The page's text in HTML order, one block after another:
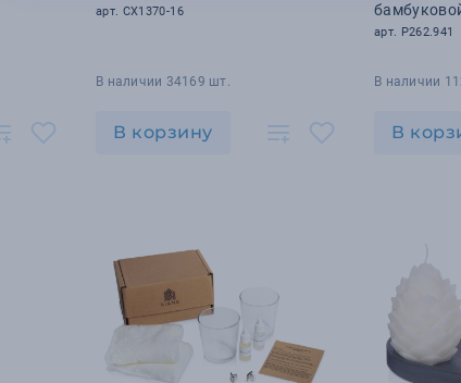
арт. CX1370-16
В наличии 34169 шт.
В корзину
арт. P262.941
В наличии
В